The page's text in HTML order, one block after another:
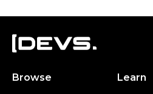
Browse
Learn